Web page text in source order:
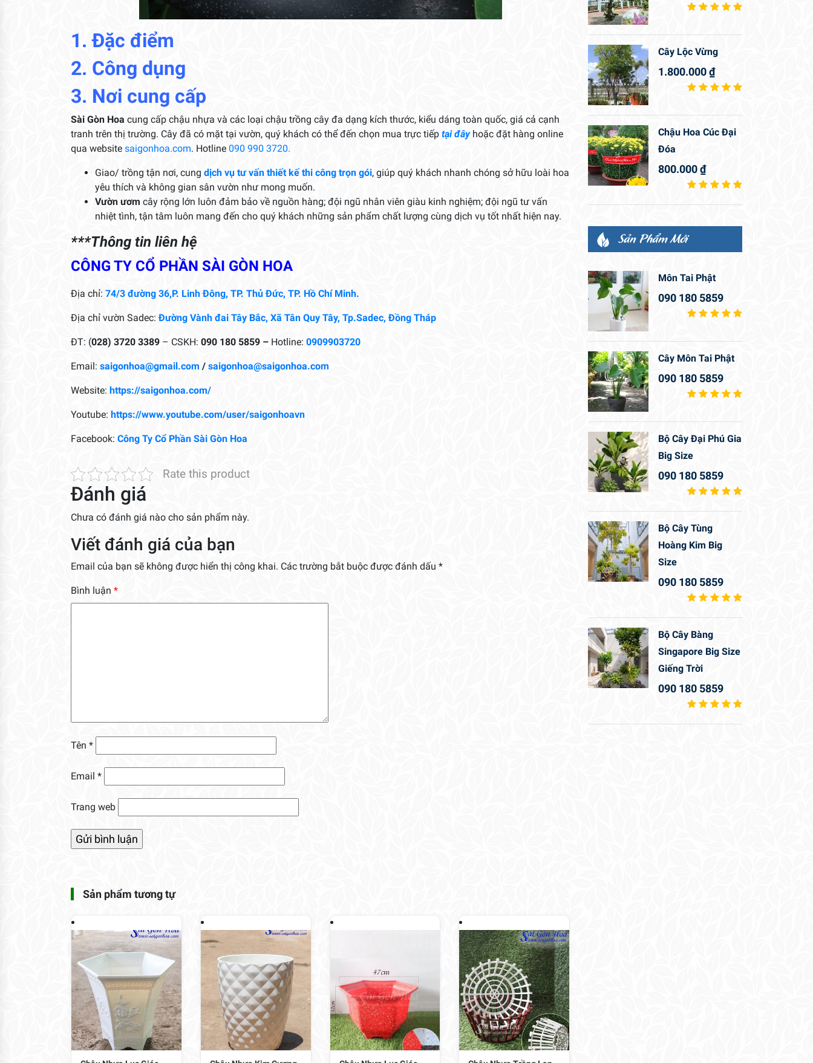
1. Đặc điểm
2. Công dụng
3. Nơi cung cấp
Sài Gòn Hoa cung cấp chậu nhựa và các loại chậu trồng cây đa dạng kích thước, kiểu dáng toàn quốc, giá cả cạnh
tranh trên thị trường. Cây đã có mặt tại vườn, quý khách có thể đến chọn mua trực tiếp tại đâyhoặc đặt hàng online
qua website saigonhoa.com. Hotline 090 990 3720.
Giao/ trồng tận nơi, cung dịch vụ tư vấn thiết kế thi công trọn gói, giúp quý khách nhanh chóng sở hữu loài hoa
yêu thích và không gian sân vườn như mong muốn.
Vườn ươm cây rộng lớn luôn đảm bảo về nguồn hàng; đội ngũ nhân viên giàu kinh nghiệm; đội ngũ tư vấn
nhiệt tình, tận tâm luôn mang đến cho quý khách những sản phẩm chất lượng cùng dịch vụ tốt nhất hiện nay.
***Thông tin liên hệ
CÔNG TY CỔ PHẦN SÀI GÒN HOA
Địa chỉ: 74/3 đường 36,P. Linh Đông, TP. Thủ Đức, TP. Hồ Chí Minh.
Địa chỉ vườn Sadec:Đường Vành đai Tây Bắc, Xã Tân Quy Tây, Tp.Sadec, Đồng Tháp
ĐT: (028) 3720 3389 – CSKH: 090 180 5859 – Hotline: 0909903720
Email: saigonhoa@gmail.com / saigonhoa@saigonhoa.com
Website: https://saigonhoa.com/
Youtube: https://www.youtube.com/user/saigonhoavn
Facebook: Công Ty Cổ Phần Sài Gòn Hoa
Rate this product
Đánh giá
Chưa có đánh giá nào cho sản phẩm này.
Viết đánh giá của bạn
Email của bạn sẽ không được hiển thị công khai. Các trường bắt buộc được đánh dấu *
Bình luận *
Tên *
Email *
Trang web
Sản phẩm tương tự
Cây Lộc Vừng
1.800.000₫
Chậu Hoa Cúc Đại
Đóa
800.000₫
Sản Phẩm Mới
Môn Tai Phật
090 180 5859
Cây Môn Tai Phật
090 180 5859
Bộ Cây Đại Phú Gia
Big Size
090 180 5859
Bộ Cây Tùng
Hoàng Kim Big
Size
090 180 5859
Bộ Cây Bàng
Singapore Big Size
Giếng Trời
090 180 5859